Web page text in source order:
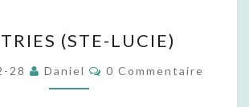
A
T
R
(STE-LUCIE)
28 Daniel
C
O
0 Commentaire